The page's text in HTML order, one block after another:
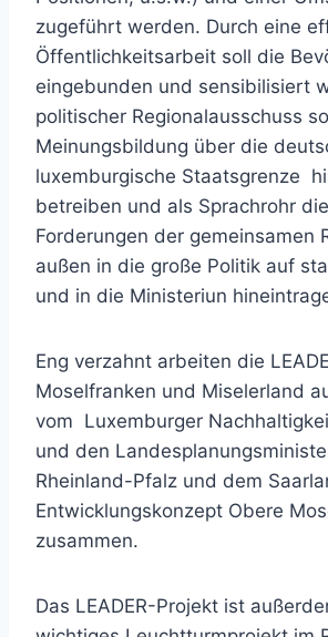
zugeführt werden. Durch eine
Öffentlichkeitsarbeit soll die
eingebunden und sensibilisiert
politischer Regionalausschuss
Meinungsbildung über die
luxemburgische Staatsgrenze
betreiben und als Sprachrohr
Forderungen der gemeinsamen
außen in die große Politik auf
und in die Ministeriun
Eng verzahnt arbeiten die
Moselfranken und Miselerland
vom Luxemburger
und den
Rheinland-Pfalz und dem
Entwicklungskonzept Obere
zusammen.
Das LEADER-Projekt ist